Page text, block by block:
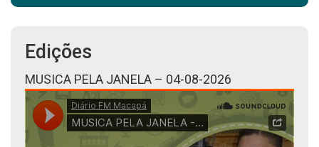
Edições
MUSICA PELA JANELA – 04-08-2026